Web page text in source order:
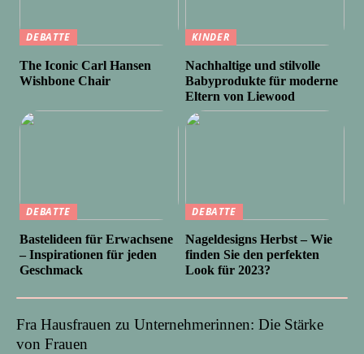
DEBATTE
The Iconic Carl Hansen
Wishbone Chair
KINDER
Nachhaltige und stilvolle
Babyprodukte für moderne
Eltern von Liewood
DEBATTE
Bastelideen für Erwachsene
– Inspirationen für jeden
Geschmack
DEBATTE
Nageldesigns Herbst – Wie
finden Sie den perfekten
Look für 2023?
Fra Hausfrauen zu Unternehmerinnen: Die Stärke
von Frauen